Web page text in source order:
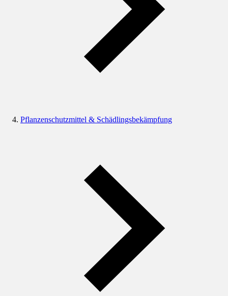
Pflanzenschutzmittel & Schädlingsbekämpfung